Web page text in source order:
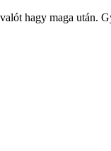
hagy maga után.